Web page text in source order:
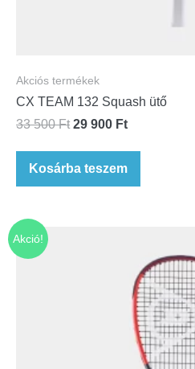
Akciós termékek
CX TEAM 132 Squash ütő
33 500Ft 29 900 Ft
Kosárba teszem
Akció!